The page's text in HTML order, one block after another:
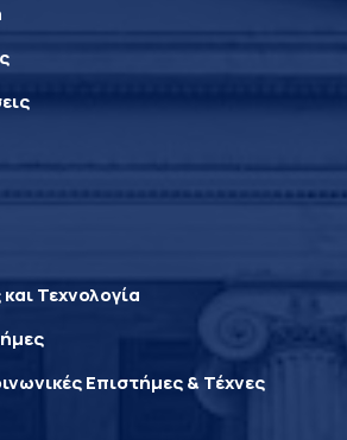
Τεχνολογία
Επιστήμες & Τέχνες